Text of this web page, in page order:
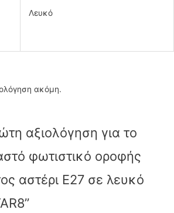
Λευκό
ακόμη.
αξιολόγηση για το
φωτιστικό οροφής
αστέρι Ε27 σε λευκό